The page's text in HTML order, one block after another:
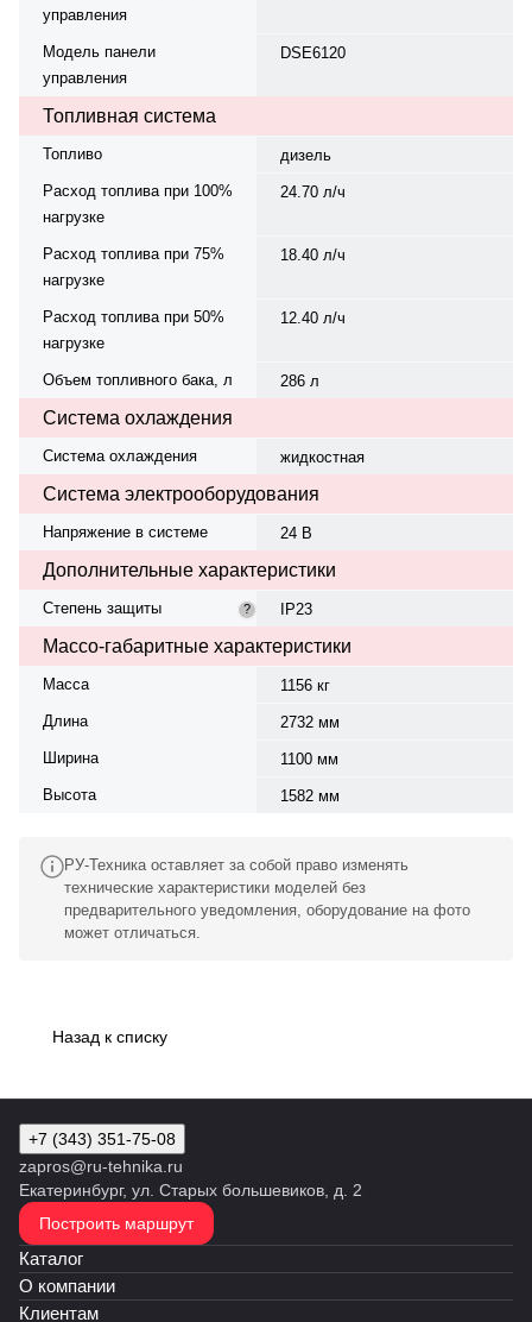
управления
Модель панели
управления
DSE6120
Топливная система
Топливо
дизель
Расход топлива при 100%
нагрузке
24.70 л/ч
Расход топлива при 75%
нагрузке
18.40 л/ч
Расход топлива при 50%
нагрузке
12.40 л/ч
Объем топливного бака, л 286 л
Система охлаждения
Система охлаждения жидкостная
Система электрооборудования
Напряжение в системе 24 В
Дополнительные характеристики
Степень защиты ? IP23
Массо-габаритные характеристики
Масса
1156 кг
Длина
2732 мм
Ширина
1100 мм
Высота
1582 мм
РУ-Техника оставляет за собой право изменять
технические характеристики моделей без
предварительного уведомления, оборудование на фото
может отличаться.
Назад к списку
+7 (343) 351-75-08
zapros@ru-tehnika.ru
Екатеринбург, ул. Старых большевиков, д. 2
Построить маршрут
Каталог
О компании
Клиентам